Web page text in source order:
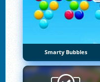
Smarty Bubbles